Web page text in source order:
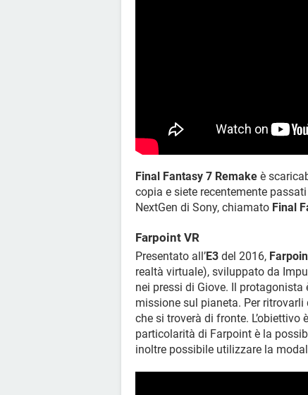
Final Fantasy 7 Remake è
copia e siete recentemente
NextGen di Sony, chiamato Final
Farpoint VR
Presentato all’E3 del 2016,
realtà virtuale), sviluppato da
nei pressi di Giove. Il
missione sul pianeta. Per
che si troverà di fronte.
particolarità di Farpoint è la
inoltre possibile utilizzare la